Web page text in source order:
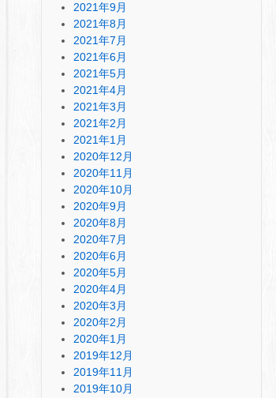
2021年9月
2021年8月
2021年7月
2021年6月
2021年5月
2021年4月
2021年3月
2021年2月
2021年1月
2020年12月
2020年11月
2020年10月
2020年9月
2020年8月
2020年7月
2020年6月
2020年5月
2020年4月
2020年3月
2020年2月
2020年1月
2019年12月
2019年11月
2019年10月